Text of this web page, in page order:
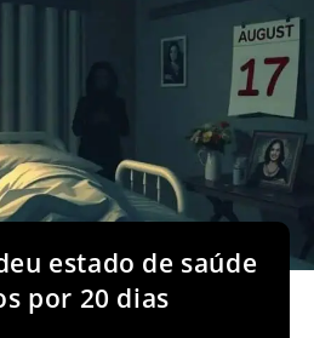
estado de saúde
por 20 dias